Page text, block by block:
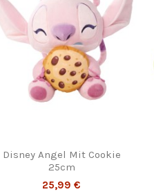
Disney Angel Mit Cookie
25cm
25,99 €